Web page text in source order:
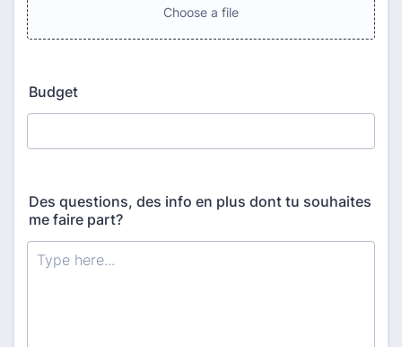
Choose a file
Budget
Des questions, des info en plus dont tu souhaites
me faire part?